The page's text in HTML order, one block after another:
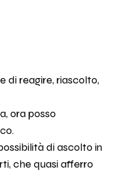
di reagire, riascolto,
ora posso
di ascolto in
che quasi afferro